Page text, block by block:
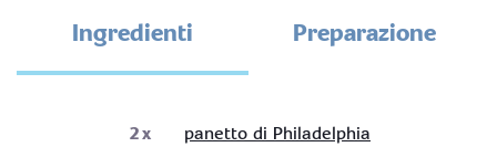
Ingredienti Preparazione
2x
panetto di Philadelphia